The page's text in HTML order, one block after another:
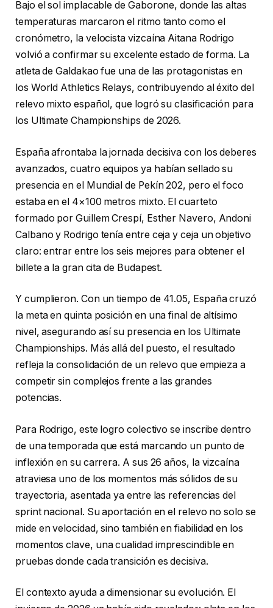
Bajo el sol implacable de Gaborone, donde las altas
temperaturas marcaron el ritmo tanto como el
cronómetro, la velocista vizcaína Aitana Rodrigo
volvió a confirmar su excelente estado de forma. La
atleta de Galdakao fue una de las protagonistas en
los World Athletics Relays, contribuyendo al éxito del
relevo mixto español, que logró su clasificación para
los Ultimate Championships de 2026.
España afrontaba la jornada decisiva con los deberes
avanzados, cuatro equipos ya habían sellado su
presencia en el Mundial de Pekín 202, pero el foco
estaba en el 4×100 metros mixto. El cuarteto
formado por Guillem Crespí, Esther Navero, Andoni
Calbano y Rodrigo tenía entre ceja y ceja un objetivo
claro: entrar entre los seis mejores para obtener el
billete a la gran cita de Budapest.
Y cumplieron. Con un tiempo de 41.05, España cruzó
la meta en quinta posición en una final de altísimo
nivel, asegurando así su presencia en los Ultimate
Championships. Más allá del puesto, el resultado
refleja la consolidación de un relevo que empieza a
competir sin complejos frente a las grandes
potencias.
Para Rodrigo, este logro colectivo se inscribe dentro
de una temporada que está marcando un punto de
inflexión en su carrera. A sus 26 años, la vizcaína
atraviesa uno de los momentos más sólidos de su
trayectoria, asentada ya entre las referencias del
sprint nacional. Su aportación en el relevo no solo se
mide en velocidad, sino también en fiabilidad en los
momentos clave, una cualidad imprescindible en
pruebas donde cada transición es decisiva.
El contexto ayuda a dimensionar su evolución. El